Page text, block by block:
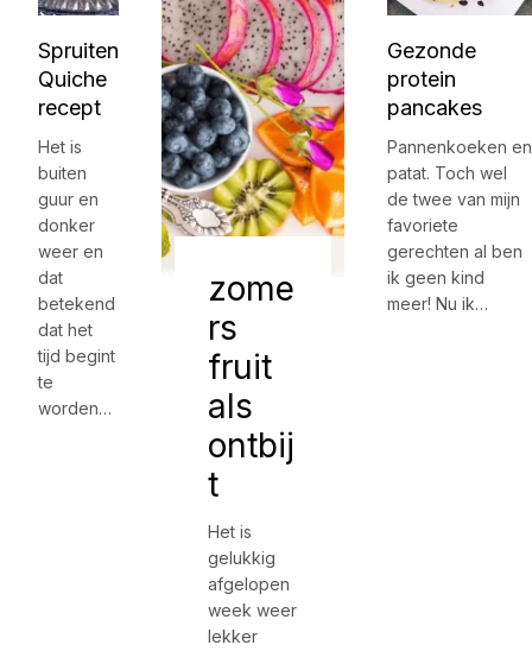
Spruiten
Quiche
recept
Het is
buiten
guur en
donker
weer en
dat
betekend
dat het
tijd begint
te
worden…
zome
rs
fruit
als
ontbij
t
Het is
gelukkig
afgelopen
week weer
lekker
Gezonde
protein
pancakes
Pannenkoeken en
patat. Toch wel
de twee van mijn
favoriete
gerechten al ben
ik geen kind
meer! Nu ik…